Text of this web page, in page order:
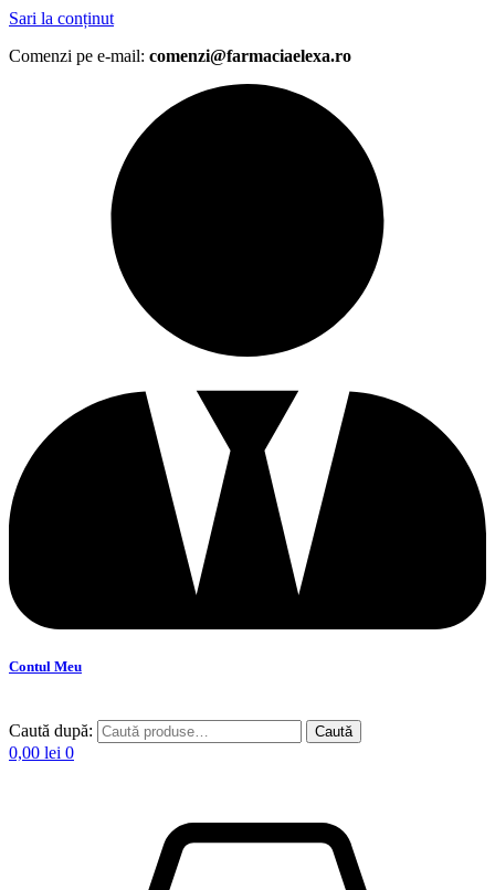
Sari la conținut
Comenzi pe e-mail: comenzi@farmaciaelexa.ro
Contul Meu
Caută după: Caută
0,00 lei 0